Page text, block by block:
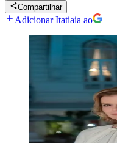
Compartilhar
Adicionar Itatiaia ao